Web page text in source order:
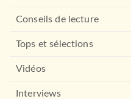
Conseils de lecture
Tops et sélections
Vidéos
Interviews